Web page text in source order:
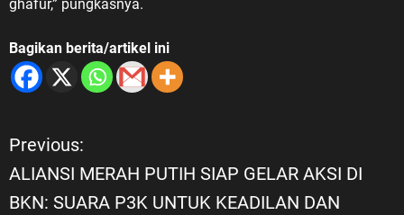
ghafūr,” pungkasnya.
Bagikan berita/artikel ini
N
a
Previous:
ALIANSI MERAH PUTIH SIAP GELAR AKSI DI
BKN: SUARA P3K UNTUK KEADILAN DAN